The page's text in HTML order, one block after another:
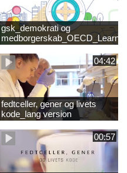
gsk_demokrati og
Compass 2030
04:42
fedtceller, gener og livets
kode_lang version
00:57